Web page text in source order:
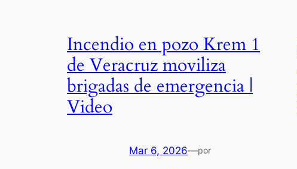
Incendio en pozo Krem 1
de Veracruz moviliza
brigadas de emergencia |
Video
Mar 6, 2026—por